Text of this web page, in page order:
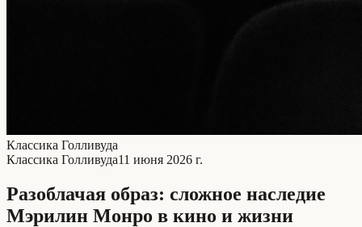
Классика Голливуда
Классика Голливуда11 июня 2026 г.
Разоблачая образ: сложное наследие
Мэрилин Монро в кино и жизни